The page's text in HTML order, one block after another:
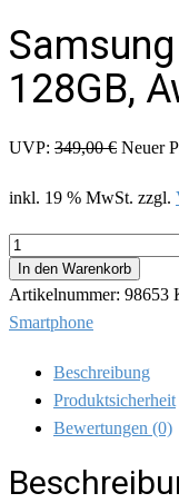
128GB,
UVP: 349,00€
war:
349,00
Neuer
inkl. 19 % MwSt. zzgl.
Samsung
Galaxy
A55
5G
128GB,
Menge
In den Warenkorb
Artikelnummer: 98653
Smartphone
Beschreibung
Produktsicherheit
Bewertungen (0)